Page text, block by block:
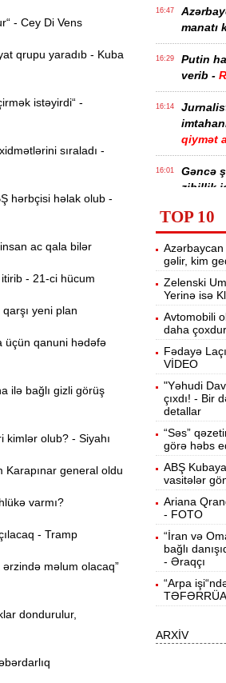
- Cey Di Vens
qrupu yaradıb - Kuba
istəyirdi“ -
sıraladı -
hərbçisi həlak olub -
ac qala bilər
- 21-ci hücum
yeni plan
üçün qanuni hədəfə
ilə bağlı gizli görüş
kimlər olub? - Siyahı
general oldu
varmı?
- Tramp
ərzində məlum olacaq”
dondurulur,
16:47
manatı
16:29
Putin
verib -
16:14
qiymət
16:01
Gəncə
zibillik
15:45
Türkiyə
15:28
-
15:13
Pərvin
çəkdi -
14:43
Bakıda
14:26
Samir
14:11
13:56 39
hava
13:40
TOP 10
Azərbaycan
gəlir, kim
Zelenski
Yerinə isə
Avtomobili
daha
Fədayə
VİDEO
"Yəhudi
çıxdı! - Bir
detallar
“Səs”
görə həbs
ABŞ
vasitələr
Ariana
- FOTO
“İran və
bağlı
- Əraqçı
“Arpa
ARXİV